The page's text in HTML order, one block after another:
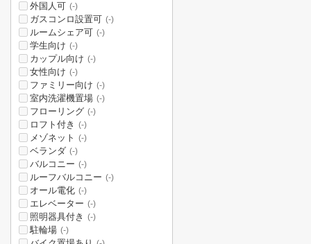
外国人可 (-)
ガスコンロ設置可 (-)
ルームシェア可 (-)
学生向け (-)
カップル向け (-)
女性向け (-)
ファミリー向け (-)
室内洗濯機置場 (-)
フローリング (-)
ロフト付き (-)
メゾネット (-)
ベランダ (-)
バルコニー (-)
ルーフバルコニー (-)
オール電化 (-)
エレベーター (-)
照明器具付き (-)
駐輪場 (-)